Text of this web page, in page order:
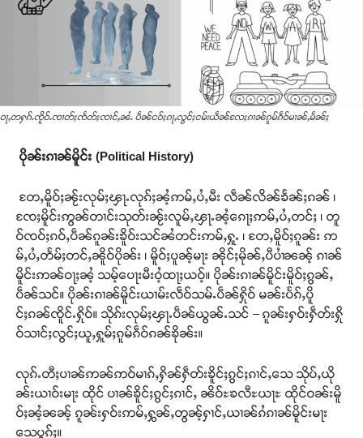
ဝႃႇတႁၵ်ႉၸိူဝ်ႉၸၢတ်ႈၸႅတ်ႈၸၢင်ႇၼႆႉ ပဵၼ်ငဝ်ႈၵႃႇလွင်ႈငမ်းယဵၼ်လႄႈၵၢၼ်ၵူမ်ၵဵဝ်မၢၼ်ႇမႅၼ်ႈ
ပိုၼ်းၵၢၼ်မိူင်း (Political History)
တႄႇမိူဝ်ႈၼႂ်းလုမ်ႈၾႃႉလုၵ်ႈၼႆ့ဢမ်ႇပႆႇမီး လဵၼ်လိၼ်ၶႅၼ်ႈၵၼ် ၊
ၸႄႈမိူင်းဢွၼ်တၢင်းသုတ်းၼႂ်းလူမ်ႇၾႃႉၼႆ့ၵေႃႈဢမ်ႇပႆႇတင်ႈ ၊ တူ
ဝ်ၸဝ်ႈၵဝ်ႇပဵၼ်ၵူၼ်းၶိူဝ်းသင်ၼႆတင်းဢမ်ႇႁူႉ ၊ တႄႇမိူဝ်ႈၵူၼ်း ဢ
မ်ႇပႆႇတႅမ်ႈတင်ႇၼိူဝ်ပိုၼ်း ၊ မိူဝ်ႈပူၼ့်မႃး ၼိုင်ႈမိုၼ်ႇပီပၢႆၼၼ့် ၵၢၼ်
မိူင်းဢၼ်ဝႃႈၼႆ့ သမ့်ပေႃးမီးဝႆ့ထႃႈယဝ့်။ ပိုၼ်းၵၢၼ်မိူင်းမိူဝ်ႈၵွၼ်ႇ
ပဵၼ်သင်။ ပိုၼ်းၵၢၼ်မိူင်းယၢမ်းလဵဝ်သမ်ႉပဵၼ်ႁိုဝ် မၼ်းပႅၵ်ႇပိူ
င်ႈၵၼ်ၸိူင်ႉႁိုဝ်။ သိုၵ်းလုမ်ႈၾႃႉပဵၼ်ယွၼ်ႉသင် – ၵူၼ်းႁဝ်းႁဵတ်းႁို
ဝ်သၢင်ႈလွင်ႈယူႇႁူမ်ႈၵူမ်ၵဵဝ်ၵၼ်ၶိုၼ်း။
လုၵ်ႉတီႈပၢၼ်ဢၼ်ဢဝ်မၢၵ်ႇႁိၼ်ႁဵတ်းၶိူင်ႈၵွင်ႈၵၢင်ႇသေ သိုပ်ႇယို
ၼ်းယၢဝ်းမႃး ထိုင် ပၢၼ်ၶိူင်ႈၵွင်ႈၵၢင်ႇ ၼိဝ်ႊၶလီႊယႃႊ ထိုင်ဝၼ်းမိူ
ဝ်ႈၼႆ့ၼၼ့် ၵူၼ်းႁဝ်းဢမ်ႇႁွၼ်ႇတွၼ့်ႁၢင်ႇယၢၼ်ၵႆၵၢၼ်မိူင်းမႃး
သေပွၵ်ႈ။